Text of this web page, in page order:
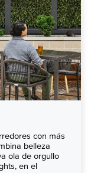
con más
belleza
ola de orgullo
en el